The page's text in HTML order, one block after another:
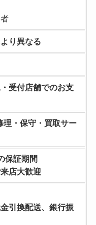
り異なる
受付店舗でのお支
・保守・買取サー
保証期間
店大歓迎
引換配送、銀行振